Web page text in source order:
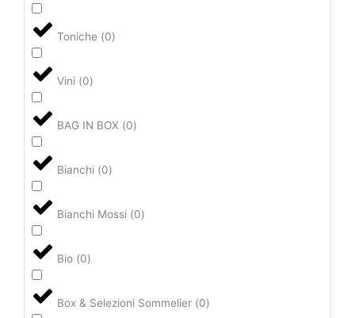
Toniche (0)
Vini (0)
BAG IN BOX (0)
Bianchi (0)
Bianchi Mossi (0)
Bio (0)
Box & Selezioni Sommelier (0)